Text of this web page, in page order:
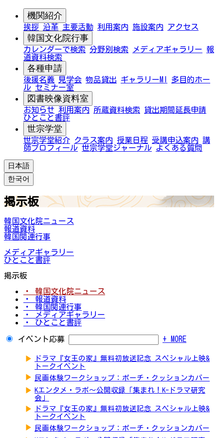
機関紹介
挨拶 沿革 主要活動 利用案内 施設案内 アクセス
韓国文化院行事
カレンダーで検索 分野別検索 メディアギャラリー 報
道資料検索
各種申請
後援名義 見学会 物品貸出 ギャラリーMI
多目的ホー
ル セミナー室
図書映像資料室
お知らせ 利用案内 所蔵資料検索
貸出期間延長申請
ひとこと書評
世宗学堂
世宗学堂紹介 クラス案内 授業日程 受講申込案内 講
師プロフィール 世宗学堂ジャーナル よくある質問
日本語
한국어
掲示板
韓国文化院ニュース
報道資料
韓国関連行事
メディアギャラリー
ひとこと書評
掲示板
・ 韓国文化院ニュース
・ 報道資料
・ 韓国関連行事
・ メディアギャラリー
・ ひとこと書評
イベント応募 + MORE
▶
ドラマ『女王の家』無料初放送記念 スペシャル上映&
トークイベント
▶ 民画体験ワークショップ：ポーチ・クッションカバー
▶ Kエンタメ・ラボ～公開収録「集まれ！K-ドラマ研究
会」
▶
ドラマ『女王の家』無料初放送記念 スペシャル上映&
トークイベント
▶ 民画体験ワークショップ：ポーチ・クッションカバー